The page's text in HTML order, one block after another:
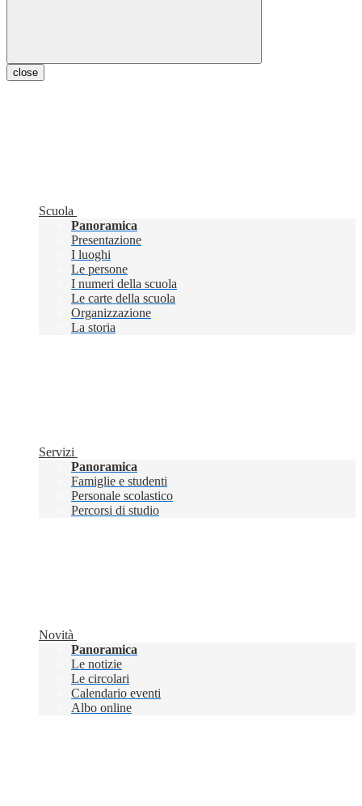
close
Scuola
Panoramica
Presentazione
I luoghi
Le persone
I numeri della scuola
Le carte della scuola
Organizzazione
La storia
Servizi
Panoramica
Famiglie e studenti
Personale scolastico
Percorsi di studio
Novità
Panoramica
Le notizie
Le circolari
Calendario eventi
Albo online